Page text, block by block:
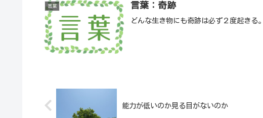
言葉 言葉：奇跡
どんな生き物にも奇跡は必ず２度起きる
能力が低いのか見る目がないのか